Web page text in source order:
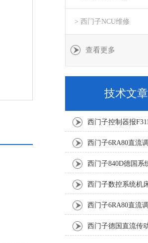
> 西门子NCU维修
查看更多
技术文章